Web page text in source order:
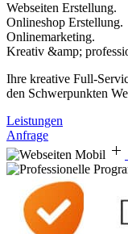
Webseiten Erstellung.
Onlineshop Erstellung.
Onlinemarketing.
Kreativ &amp; professi
Ihre kreative Full-
den Schwerpunkten
Leistungen
Anfrage